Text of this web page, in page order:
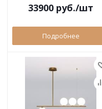
33900 руб./шт
Подробнее